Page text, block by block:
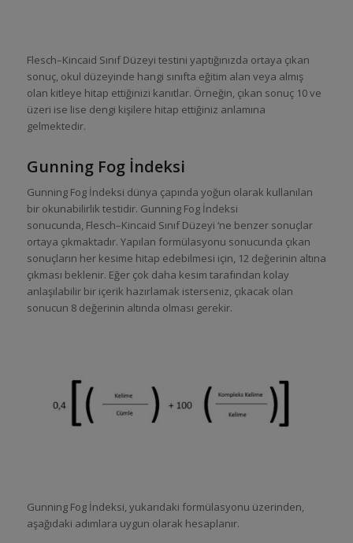
Flesch–Kincaid Sınıf Düzeyi testini yaptığınızda ortaya çıkan
sonuç, okul düzeyinde hangi sınıfta eğitim alan veya almış
olan kitleye hitap ettiğinizi kanıtlar. Örneğin, çıkan sonuç 10 ve
üzeri ise lise dengi kişilere hitap ettiğiniz anlamına
gelmektedir.
Gunning Fog İndeksi
Gunning Fog İndeksi dünya çapında yoğun olarak kullanılan
bir okunabilirlik testidir. Gunning Fog İndeksi
sonucunda, Flesch–Kincaid Sınıf Düzeyi ‘ne benzer sonuçlar
ortaya çıkmaktadır. Yapılan formülasyonu sonucunda çıkan
sonuçların her kesime hitap edebilmesi için, 12 değerinin altına
çıkması beklenir. Eğer çok daha kesim tarafından kolay
anlaşılabilir bir içerik hazırlamak isterseniz, çıkacak olan
sonucun 8 değerinin altında olması gerekir.
Gunning Fog İndeksi, yukarıdaki formülasyonu üzerinden,
aşağıdaki adımlara uygun olarak hesaplanır.